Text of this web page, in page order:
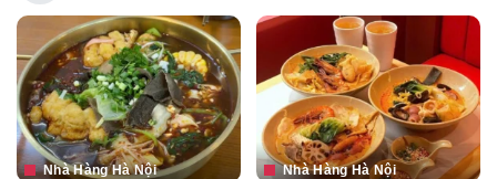
Nhà Hàng Hà Nội Nhà Hàng Hà Nội